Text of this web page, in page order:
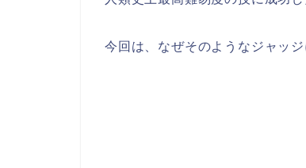
今回は、なぜそのようなジャッ